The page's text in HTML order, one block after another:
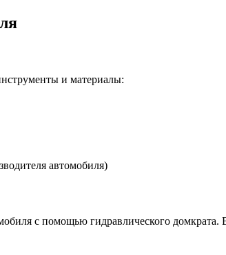
и материалы:
автомобиля)
с помощью гидравлического